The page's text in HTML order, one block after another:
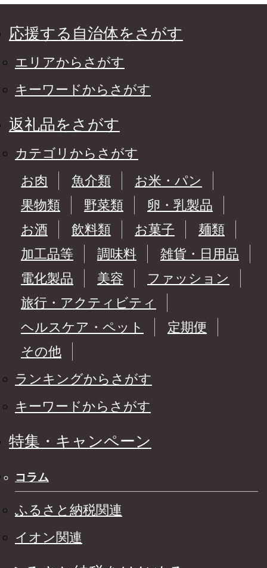
応援する自治体をさがす
エリアからさがす
キーワードからさがす
返礼品をさがす
カテゴリからさがす
お肉
魚介類
お米・パン
果物類
野菜類
卵・乳製品
お酒
飲料類 お菓子
麺類
加工品等
調味料
雑貨・日用品
電化製品
美容
ファッション
旅行・アクティビティ
ヘルスケア・ペット
定期便
その他
ランキングからさがす
キーワードからさがす
特集・キャンペーン
コラム
ふるさと納税関連
イオン関連